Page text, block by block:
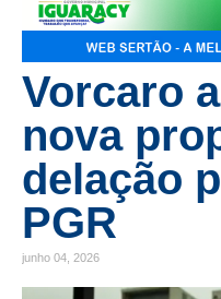
Vorcaro
nova
delação
PGR
junho 04, 2026